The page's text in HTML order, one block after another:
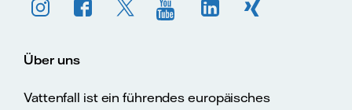
Über uns
Vattenfall ist ein führendes europäisches